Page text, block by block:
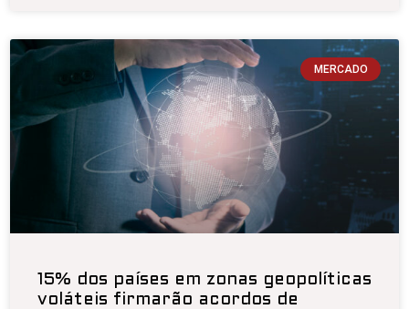
MERCADO
15% dos países em zonas geopolíticas
voláteis firmarão acordos de